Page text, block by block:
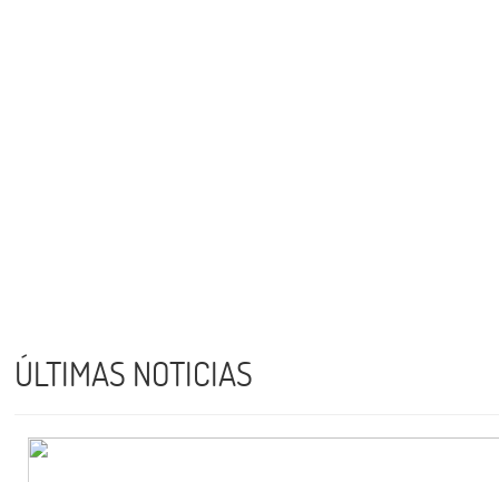
ÚLTIMAS NOTICIAS